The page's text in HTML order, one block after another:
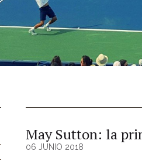
May Sutton: la
06 JUNIO 2018